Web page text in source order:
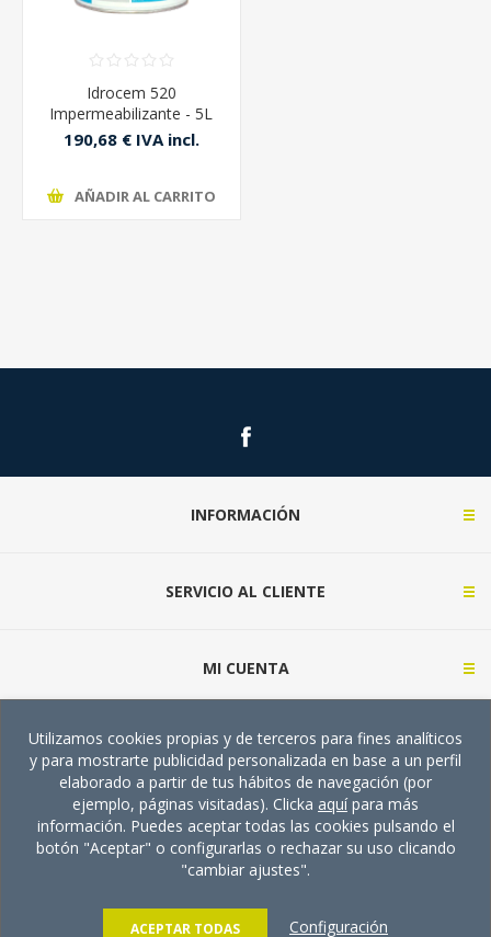
Idrocem 520
Impermeabilizante - 5L
190,68 € IVA incl.
AÑADIR AL CARRITO
INFORMACIÓN
SERVICIO AL CLIENTE
MI CUENTA
CONTACTA CON NOSOTROS (CONSULTAS)
Copyright © 2026 TECMA Supply. Todos los derechos
Powered bynopCommerce
Utilizamos cookies propias y de terceros para fines analíticos
y para mostrarte publicidad personalizada en base a un perfil
elaborado a partir de tus hábitos de navegación (por
ejemplo, páginas visitadas). Clicka aquípara más
información. Puedes aceptar todas las cookies pulsando el
botón "Aceptar" o configurarlas o rechazar su uso clicando
"cambiar ajustes".
ACEPTAR TODAS Configuración